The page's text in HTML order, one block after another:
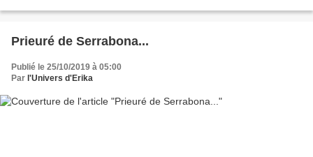
Prieuré de Serrabona...
Publié le 25/10/2019 à 05:00
Par l'Univers d'Erika